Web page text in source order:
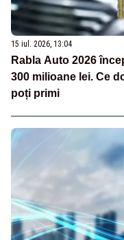
15 iul. 2026, 13:04
Rabla Auto 2026
300 milioane lei. Ce
poți primi